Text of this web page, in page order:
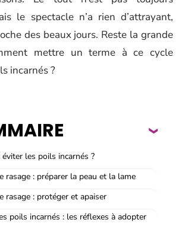
le spectacle n’a rien d’attrayant,
des beaux jours. Reste la grande
mettre un terme à ce cycle
incarnés ?
les poils incarnés ?
rasage : préparer la peau et la lame
rasage : protéger et apaiser
poils incarnés : les réflexes à adopter